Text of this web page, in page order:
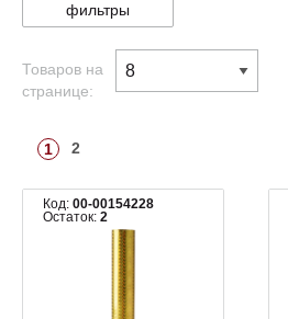
фильтры
Товаров на
странице:
1 2
Код: 00-00154228
Остаток: 2